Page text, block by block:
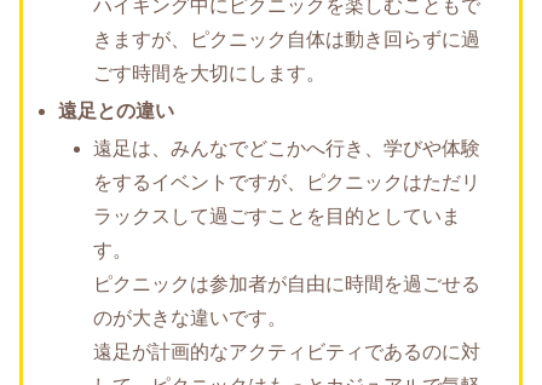
ハイキング中にピクニックを楽しむこともで
きますが、ピクニック自体は動き回らずに過
ごす時間を大切にします。
遠足との違い
遠足は、みんなでどこかへ行き、学びや体験
をするイベントですが、ピクニックはただリ
ラックスして過ごすことを目的としていま
す。
ピクニックは参加者が自由に時間を過ごせる
のが大きな違いです。
遠足が計画的なアクティビティであるのに対